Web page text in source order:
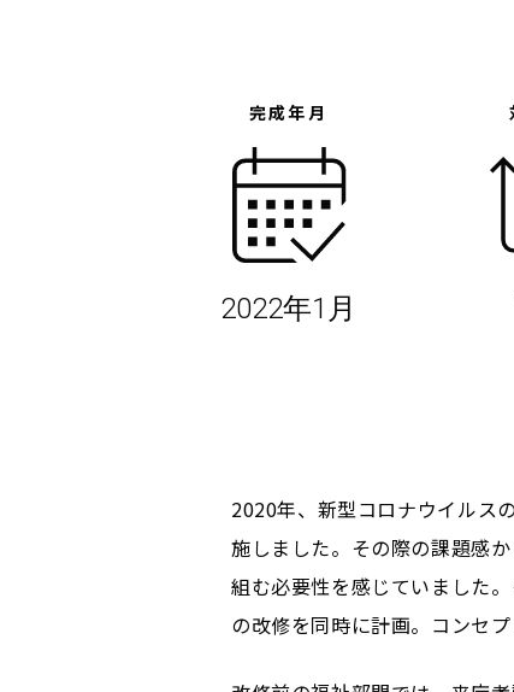
完成年月
2022年1月
2020年、新型コロナウイルス
施しました。その際の課題感
組む必要性を感じていました
の改修を同時に計画。コンセ